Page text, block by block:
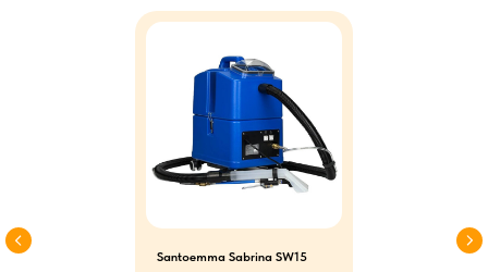
Santoemma Sabrina SW15